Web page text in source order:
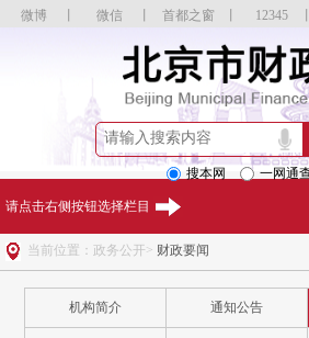
微博 微信 12345
首都之窗
搜本网 一网通
请点击右侧按钮选择栏目
当前位置：政务公开> 财政要闻
机构简介 通知公告